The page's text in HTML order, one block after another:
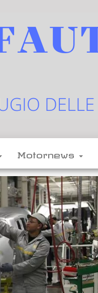
auto
Motornews